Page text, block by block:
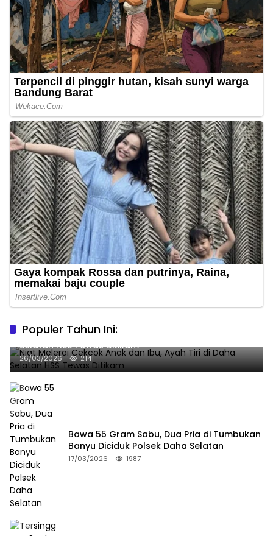
Populer Tahun Ini:
Niat Melerai Cekcok Anak dan Ibu, Ayah Tiri di Daha
Selatan HSS Tewas Ditikam
26/03/2026 2141
Bawa 55 Gram Sabu, Dua Pria di Tumbukan
Banyu Diciduk Polsek Daha Selatan
17/03/2026 1987